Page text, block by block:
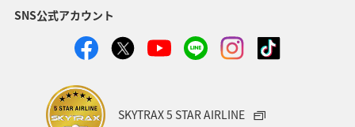
象期間
2025/11/1～2026/2/28
対象の条件
ル、レンタカー、 アクティビティの
みのご予約にはご利用いただけませ
ん。
クーポ
ン額
2名様：50,000円
3名様：75,000円
ル、レンタカー、 アクティビティの
みのご予約にはご利用いただけませ
ん。
クーポ
ン額
2名様：40,000円
3名様：60,000円
SNS公式アカウント
SKYTRAX 5 STAR AIRLINE